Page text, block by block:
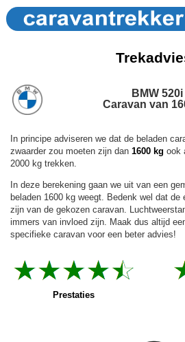
BMW 520i
Caravan van
In principe adviseren we dat de beladen
zwaarder zou moeten zijn dan 1600 kg ook
2000 kg trekken.
In deze berekening gaan we uit van een
beladen 1600 kg weegt. Bedenk wel dat
zijn van de gekozen caravan.
immers van invloed zijn. Maak dus altijd
specifieke caravan voor een beter advies!
Prestaties